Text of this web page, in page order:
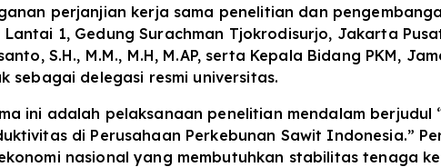
perjanjian kerja sama penelitian dan
1, Gedung Surachman Tjokrodisurjo, Jakarta
S.H., M.M., M.H, M.AP, serta Kepala Bidang PKM,
sebagai delegasi resmi universitas.
ini adalah pelaksanaan penelitian mendalam berjudul
di Perusahaan Perkebunan Sawit Indonesia.”
nasional yang membutuhkan stabilitas tenaga